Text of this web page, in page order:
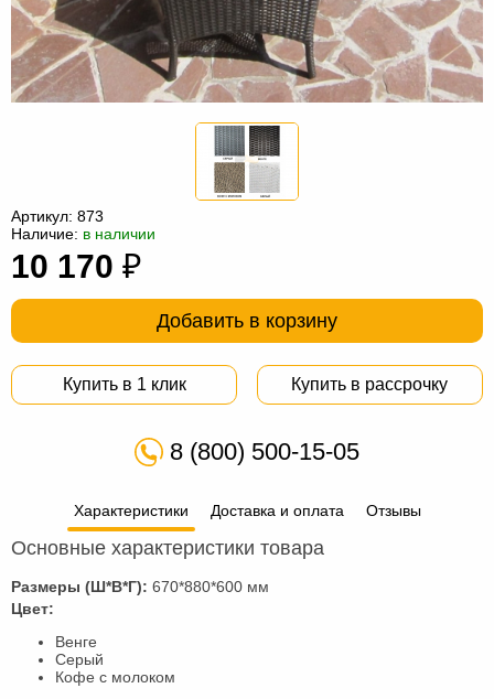
мебель
Столы
под
Мебель
мешки
Мебель
из
Садовая
Артикул: 873
Наличие: в наличии
10 170 ₽
Добавить в корзину
Купить в 1 клик Купить в рассрочку
8 (800) 500-15-05
Характеристики Доставка и оплата Отзывы
Основные характеристики товара
Размеры (Ш*В*Г): 670*880*600 мм
Цвет:
Венге
Серый
Кофе с молоком